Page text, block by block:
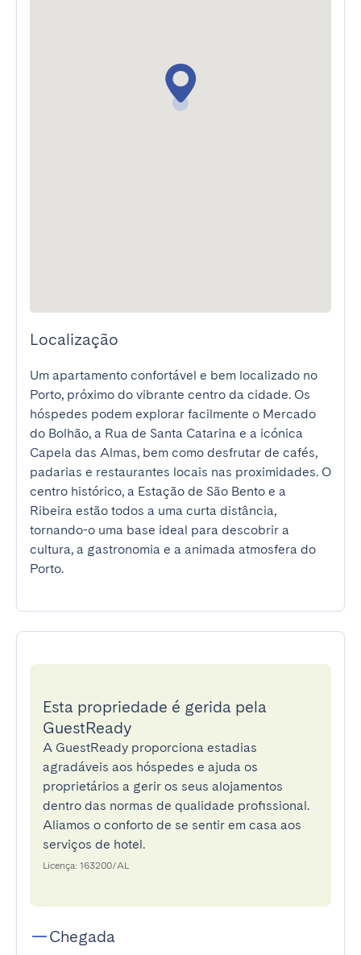
Localização
Um apartamento confortável e bem localizado no
Porto, próximo do vibrante centro da cidade. Os
hóspedes podem explorar facilmente o Mercado
do Bolhão, a Rua de Santa Catarina e a icónica
Capela das Almas, bem como desfrutar de cafés,
padarias e restaurantes locais nas proximidades. O
centro histórico, a Estação de São Bento e a
Ribeira estão todos a uma curta distância,
tornando-o uma base ideal para descobrir a
cultura, a gastronomia e a animada atmosfera do
Porto.
Esta propriedade é gerida pela
GuestReady
A GuestReady proporciona estadias
agradáveis aos hóspedes e ajuda os
proprietários a gerir os seus alojamentos
dentro das normas de qualidade profissional.
Aliamos o conforto de se sentir em casa aos
serviços de hotel.
Licença: 163200/AL
Chegada